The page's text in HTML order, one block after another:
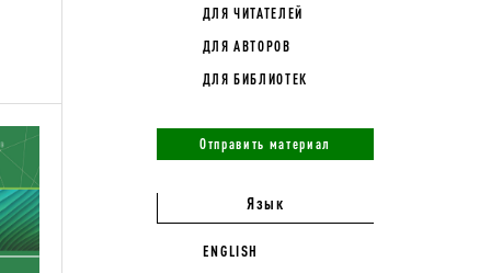
ДЛЯ ЧИТАТЕЛЕЙ
ДЛЯ АВТОРОВ
ДЛЯ БИБЛИОТЕК
Отправить материал
Язык
ENGLISH